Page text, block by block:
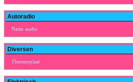
Autoradio
Naim audio
Diversen
Thermoplast